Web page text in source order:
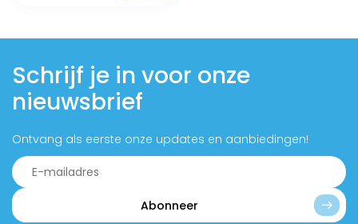
Schrijf je in voor onze
nieuwsbrief
Ontvang als eerste onze updates en aanbiedingen!
Abonneer